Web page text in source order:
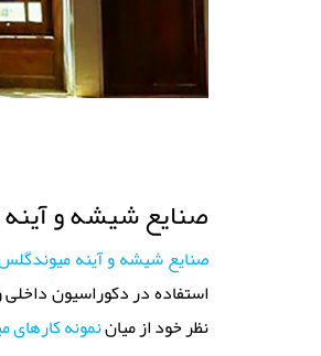
صنایع شیشه و
صنایع شیشه و آینه
استفاده در دکوراسیون
نظر خود از میاننمونه کارهای